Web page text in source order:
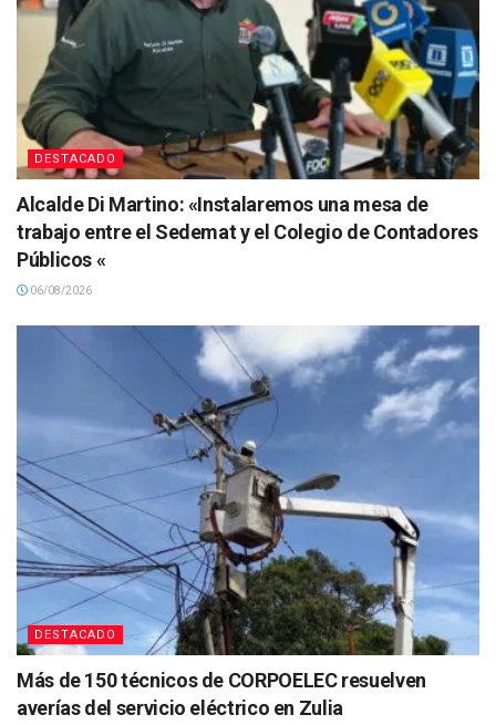
DESTACADO
Alcalde Di Martino: «Instalaremos una mesa de
trabajo entre el Sedemat y el Colegio de Contadores
Públicos «
06/08/2026
DESTACADO
Más de 150 técnicos de CORPOELEC resuelven
averías del servicio eléctrico en Zulia